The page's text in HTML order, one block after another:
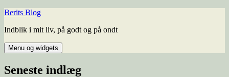
Berits Blog
Indblik i mit liv, på godt og på ondt
Menu og widgets
Seneste indlæg